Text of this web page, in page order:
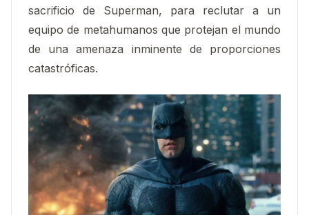
sacrificio de Superman, para reclutar a un
equipo de metahumanos que protejan el mundo
de una amenaza inminente de proporciones
catastróficas.